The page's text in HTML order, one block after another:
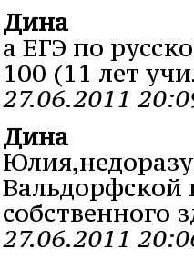
Дина
а ЕГЭ по
100 (11 лет
27.06.2011
Дина
Вальдорфской
собственного
27.06.2011